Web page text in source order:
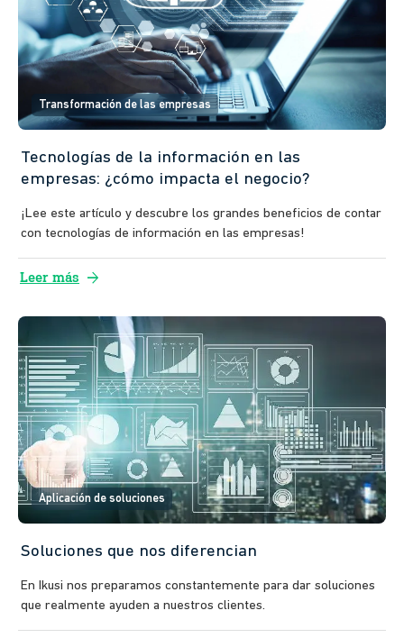
Transformación de las empresas
Tecnologías de la información en las
empresas: ¿cómo impacta el negocio?
¡Lee este artículo y descubre los grandes beneficios de contar
con tecnologías de información en las empresas!
Leer más arrow_forward
Aplicación de soluciones
Soluciones que nos diferencian
En Ikusi nos preparamos constantemente para dar soluciones
que realmente ayuden a nuestros clientes.